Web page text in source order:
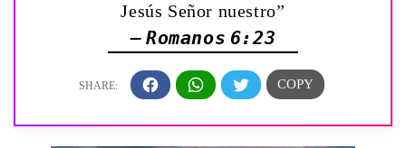
Jesús Señor nuestro”
— Romanos 6:23